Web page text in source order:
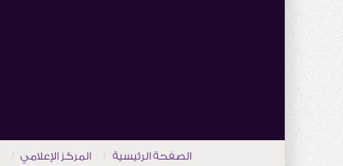
الصفحة الرئيسية المركز الإعلامي